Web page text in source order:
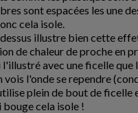
sont espacées les une
cela isole.
illustre bien cette
de chaleur de proche en
l'illustré avec une ficelle que
vois l'onde se rependre
plein de bout de ficelle
bouge cela isole !